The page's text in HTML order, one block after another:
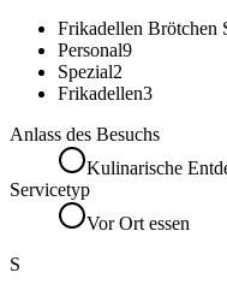
Frikadellen Brötchen
Personal9
Spezial2
Frikadellen3
Anlass des Besuchs
Kulinarische
Servicetyp
Vor Ort essen
S